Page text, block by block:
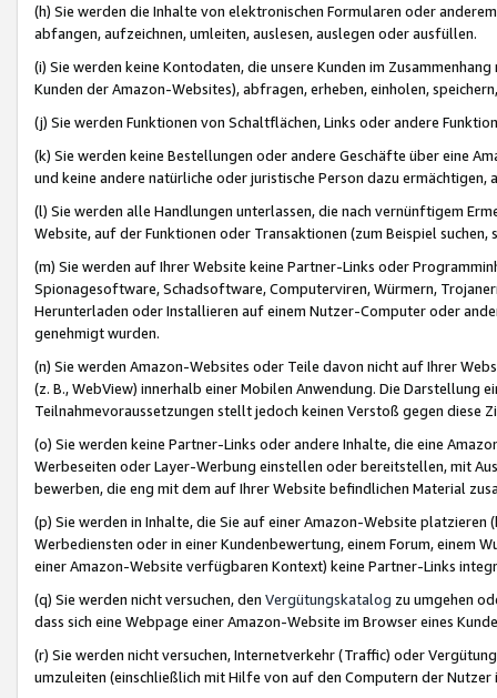
(h) Sie werden die Inhalte von elektronischen Formularen oder
abfangen, aufzeichnen, umleiten, auslesen, auslegen oder ausfüllen.
(i) Sie werden keine Kontodaten, die unsere Kunden im
Kunden der Amazon-Websites), abfragen, erheben, einholen,
(j) Sie werden Funktionen von Schaltflächen, Links oder andere
(k) Sie werden keine Bestellungen oder andere Geschäfte über eine
und keine andere natürliche oder juristische Person dazu
(l) Sie werden alle Handlungen unterlassen, die nach vernünftigem
Website, auf der Funktionen oder Transaktionen (zum Beispiel
(m) Sie werden auf Ihrer Website keine Partner-Links oder
Spionagesoftware, Schadsoftware, Computerviren, Würmern,
Herunterladen oder Installieren auf einem Nutzer-Computer oder
genehmigt wurden.
(n) Sie werden Amazon-Websites oder Teile davon nicht auf Ihrer
(z. B., WebView) innerhalb einer Mobilen Anwendung. Die Darstellung
Teilnahmevoraussetzungen stellt jedoch keinen Verstoß gegen diese
(o) Sie werden keine Partner-Links oder andere Inhalte, die eine
Werbeseiten oder Layer-Werbung einstellen oder bereitstellen, mit
bewerben, die eng mit dem auf Ihrer Website befindlichen Material
(p) Sie werden in Inhalte, die Sie auf einer Amazon-Website
Werbediensten oder in einer Kundenbewertung, einem Forum, einem
einer Amazon-Website verfügbaren Kontext) keine Partner-Links
(q) Sie werden nicht versuchen, den Vergütungskatalog zu umgehen
dass sich eine Webpage einer Amazon-Website im Browser eines
(r) Sie werden nicht versuchen, Internetverkehr (Traffic) oder
umzuleiten (einschließlich mit Hilfe von auf den Computern der